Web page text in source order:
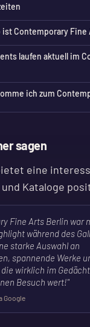
ist Contemporary
laufen aktuell im
ich zum
sagen
eine
Kataloge
Fine Arts Berlin war
während des
starke Auswahl an
spannende Werke
wirklich im
Besuch wert!"
Google